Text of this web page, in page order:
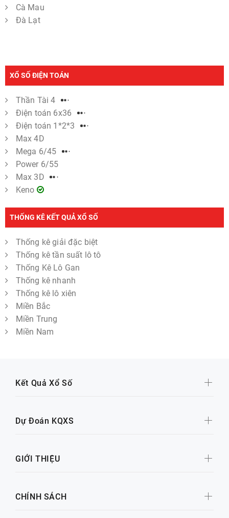
Cà Mau
Đà Lạt
XỔ SỐ ĐIỆN TOÁN
Thần Tài 4
Điện toán 6x36
Điện toán 1*2*3
Max 4D
Mega 6/45
Power 6/55
Max 3D
Keno
THỐNG KÊ KẾT QUẢ XỔ SỐ
Thống kê giải đặc biệt
Thống kê tần suất lô tô
Thống Kê Lô Gan
Thống kê nhanh
Thống kê lô xiên
Miền Bắc
Miền Trung
Miền Nam
Kết Quả Xổ Số
Dự Đoán KQXS
GIỚI THIỆU
CHÍNH SÁCH